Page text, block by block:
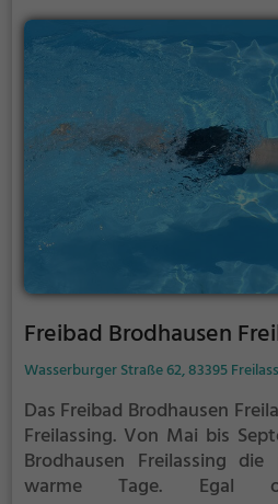
Website.
Freibad Brodhausen
Wasserburger Straße 62, 83395
Das Freibad Brodhausen
Freilassing. Von Mai bis
Brodhausen Freilassing
warme Tage. Egal